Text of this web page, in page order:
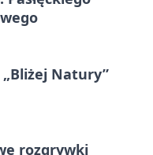
Natury”
rozgrywki